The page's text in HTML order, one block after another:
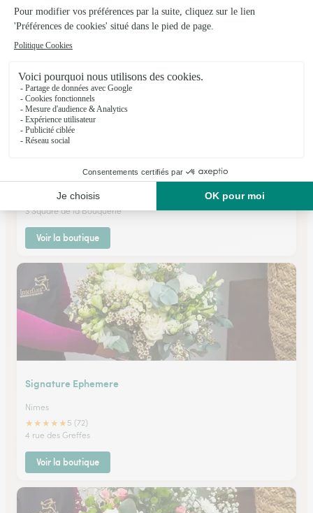
Voir la boutique
Nimes
★★ 4 (115)
3 Square de la Bouquerie
Voir la boutique
Signature Ephemere
Nimes
★★★★★ 5 (72)
4 rue des Greffes
Voir la boutique